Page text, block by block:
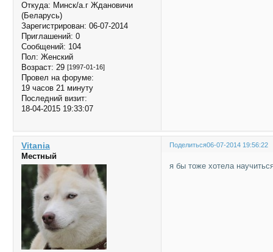
Откуда: Минск/а.г Ждановичи
(Беларусь)
Зарегистрирован: 06-07-2014
Приглашений: 0
Сообщений: 104
Пол: Женский
Возраст: 29 [1997-01-16]
Провел на форуме:
19 часов 21 минуту
Последний визит:
18-04-2015 19:33:07
Поделиться06-07-2014 19:56:22
Vitania
Местный
я бы тоже хотела